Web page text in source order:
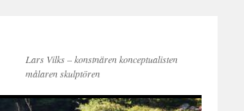
Lars Vilks – konstnären konceptualisten
målaren skulptören